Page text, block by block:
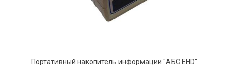
Портативный накопитель информации "АБС EHD"